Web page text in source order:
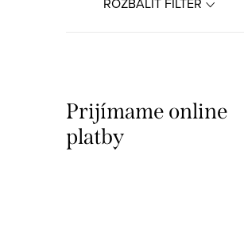
Prijímame online
platby